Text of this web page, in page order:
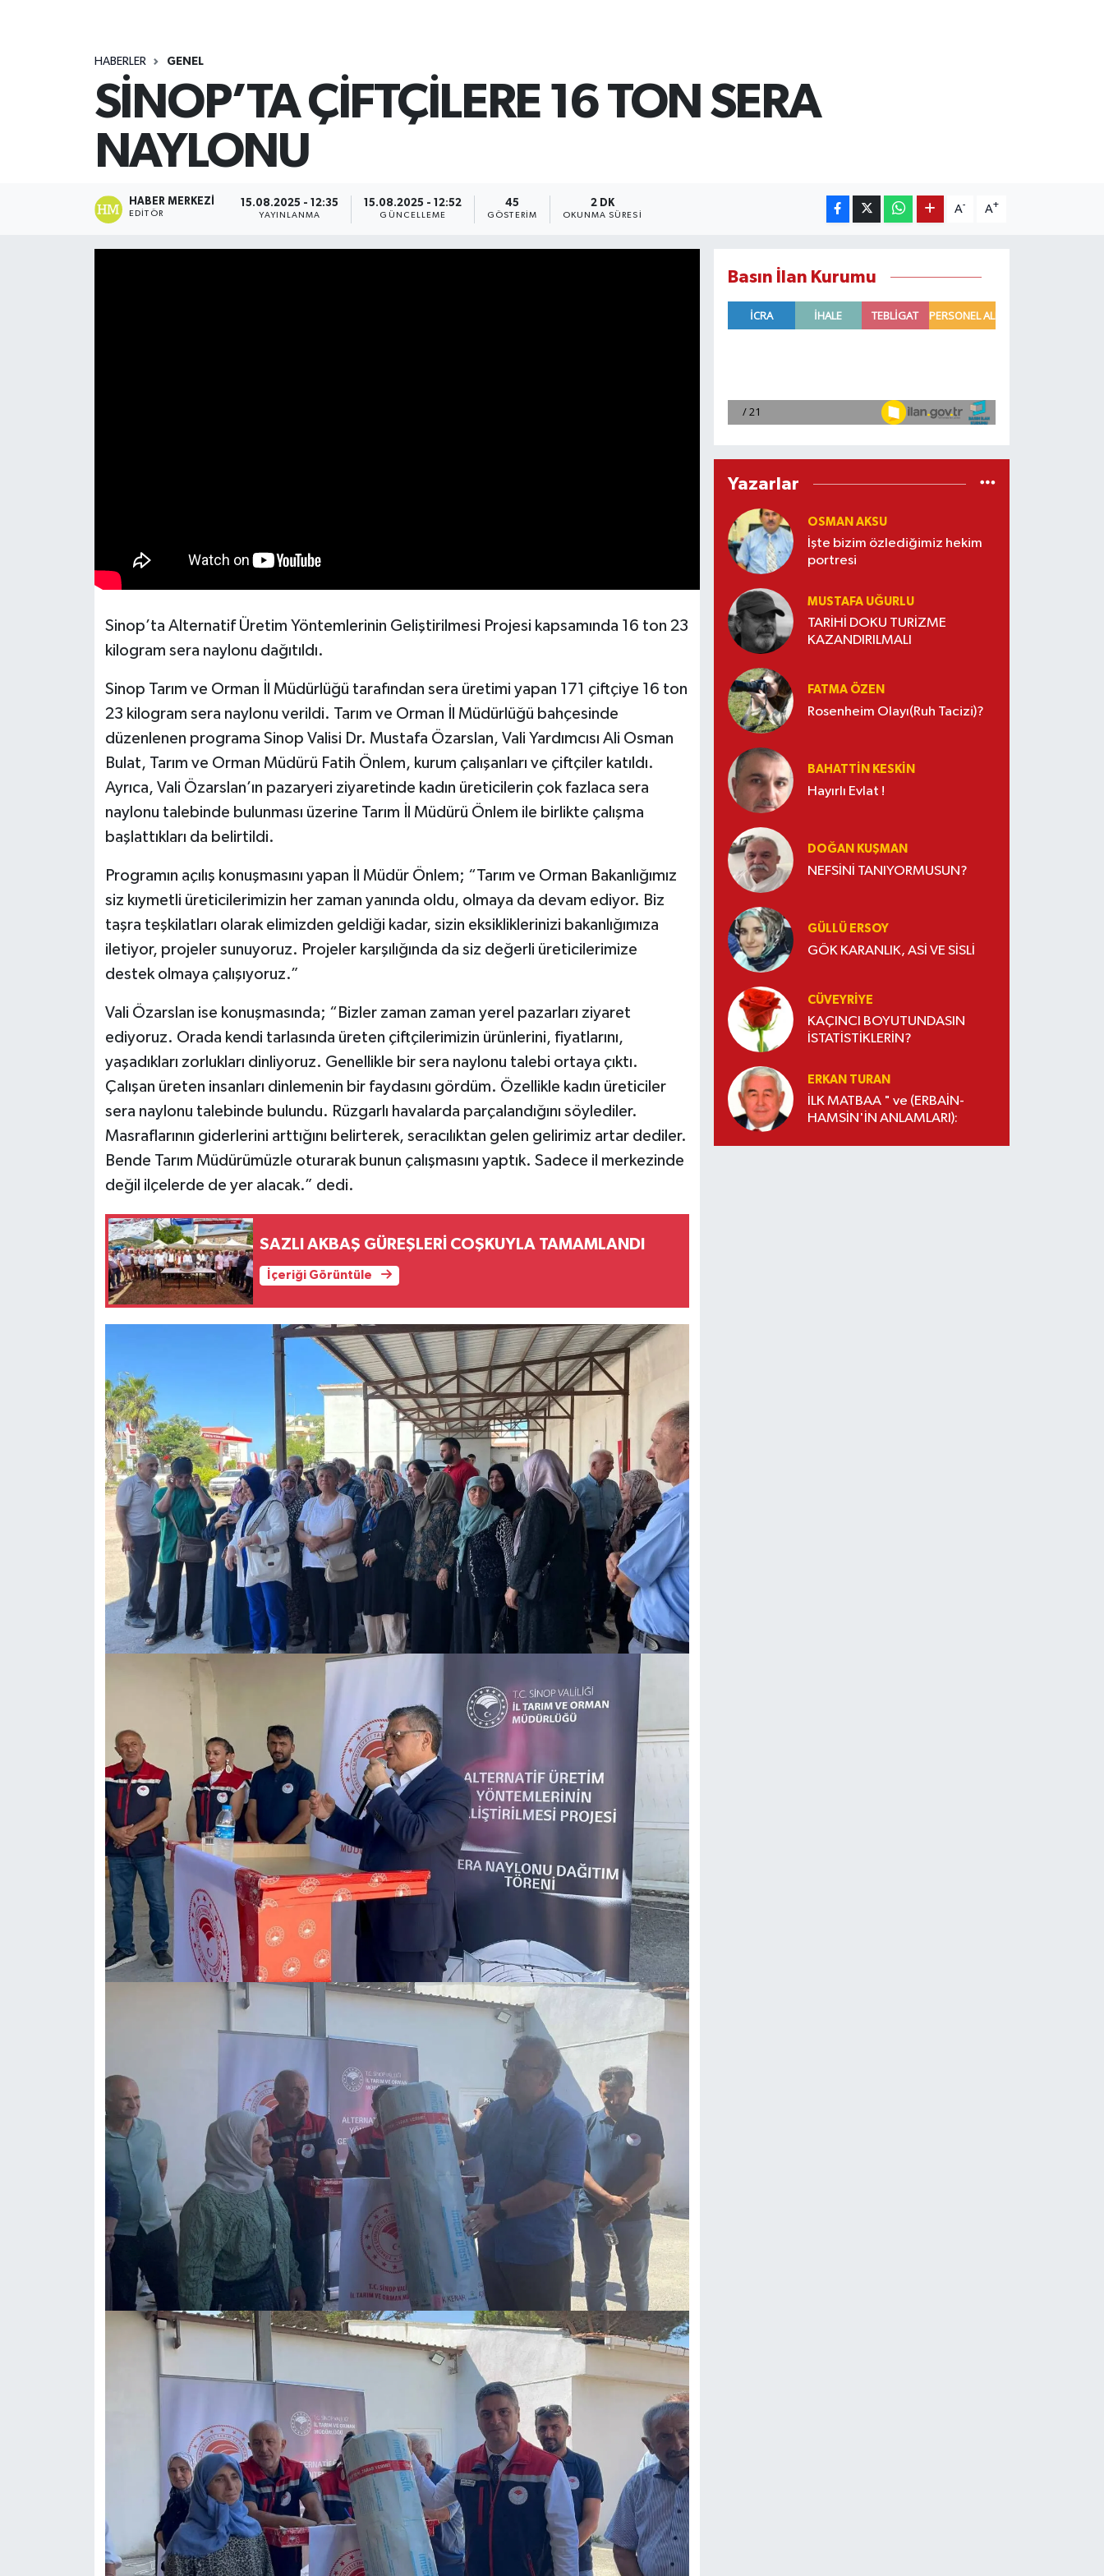
HABERLER GENEL
SİNOP’TA ÇİFTÇİLERE 16 TON SERA
NAYLONU
HABER MERKEZI
EDITÖR
15.08.2025 - 12:35
YAYINLANMA
15.08.2025 - 12:52
GÜNCELLEME
45
GÖSTERIM
2 DK
OKUNMA SÜRESI
A- A+
Sinop’ta Alternatif Üretim Yöntemlerinin Geliştirilmesi Projesi kapsamında 16 ton 23
kilogram sera naylonu dağıtıldı.
Sinop Tarım ve Orman İl Müdürlüğü tarafından sera üretimi yapan 171 çiftçiye 16 ton
23 kilogram sera naylonu verildi. Tarım ve Orman İl Müdürlüğü bahçesinde
düzenlenen programa Sinop Valisi Dr. Mustafa Özarslan, Vali Yardımcısı Ali Osman
Bulat, Tarım ve Orman Müdürü Fatih Önlem, kurum çalışanları ve çiftçiler katıldı.
Ayrıca, Vali Özarslan’ın pazaryeri ziyaretinde kadın üreticilerin çok fazlaca sera
naylonu talebinde bulunması üzerine Tarım İl Müdürü Önlem ile birlikte çalışma
başlattıkları da belirtildi.
Programın açılış konuşmasını yapan İl Müdür Önlem; “Tarım ve Orman Bakanlığımız
siz kıymetli üreticilerimizin her zaman yanında oldu, olmaya da devam ediyor. Biz
taşra teşkilatları olarak elimizden geldiği kadar, sizin eksikliklerinizi bakanlığımıza
iletiyor, projeler sunuyoruz. Projeler karşılığında da siz değerli üreticilerimize
destek olmaya çalışıyoruz.”
Vali Özarslan ise konuşmasında; “Bizler zaman zaman yerel pazarları ziyaret
ediyoruz. Orada kendi tarlasında üreten çiftçilerimizin ürünlerini, fiyatlarını,
yaşadıkları zorlukları dinliyoruz. Genellikle bir sera naylonu talebi ortaya çıktı.
Çalışan üreten insanları dinlemenin bir faydasını gördüm. Özellikle kadın üreticiler
sera naylonu talebinde bulundu. Rüzgarlı havalarda parçalandığını söylediler.
Masraflarının giderlerini arttığını belirterek, seracılıktan gelen gelirimiz artar dediler.
Bende Tarım Müdürümüzle oturarak bunun çalışmasını yaptık. Sadece il merkezinde
değil ilçelerde de yer alacak.” dedi.
SAZLI AKBAŞ GÜREŞLERİ COŞKUYLA TAMAMLANDI
İçeriği Görüntüle
Basın İlan Kurumu
Yazarlar
OSMAN AKSU
İşte bizim özlediğimiz hekim
portresi
MUSTAFA UĞURLU
TARİHİ DOKU TURİZME
KAZANDIRILMALI
FATMA ÖZEN
Rosenheim Olayı(Ruh Tacizi)?
BAHATTIN KESKİN
Hayırlı Evlat !
DOĞAN KUŞMAN
NEFSİNİ TANIYORMUSUN?
GÜLLÜ ERSOY
GÖK KARANLIK, ASİ VE SİSLİ
CÜVEYRIYE
KAÇINCI BOYUTUNDASIN
İSTATİSTİKLERİN?
ERKAN TURAN
İLK MATBAA " ve (ERBAİN-
HAMSİN'İN ANLAMLARI):